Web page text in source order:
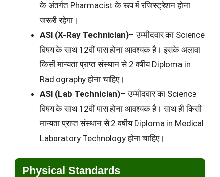
के अंतर्गत Pharmacist के रूप में रजिस्ट्रेशन होना
जरूरी रहेगा।
ASI (X-Ray Technician)– उम्मीदवार का Science
विषय के साथ 12वीं पास होना आवश्यक है। इसके अलावा
किसी मान्यता प्राप्त संस्थान से 2 वर्षीय Diploma in
Radiography होना चाहिए।
ASI (Lab Technician)– उम्मीदवार का Science
विषय के साथ 12वीं पास होना आवश्यक है। साथ ही किसी
मान्यता प्राप्त संस्थान से 2 वर्षीय Diploma in Medical
Laboratory Technology होना चाहिए।
Physical Standards